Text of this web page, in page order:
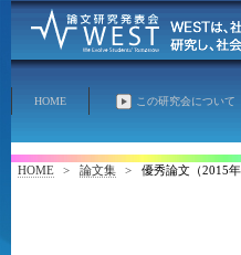
HOME この研究会について
HOME > 論文集 > 優秀論文（2015年